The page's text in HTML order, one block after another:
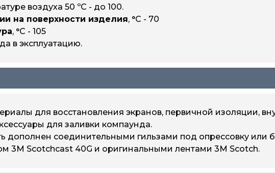
воздуха 50 ºС - до 100.
на поверхности изделия, °С - 70
, °С - 105
в эксплуатацию.
для восстановления экранов, первичной изоляции,
для заливки компаунда.
дополнен соединительными гильзами под опрессовку или
3М Scotchcast 40G и оригинальными лентами 3М Scotch.